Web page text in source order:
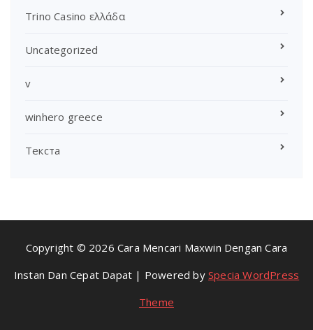
Trino Casino ελλάδα
Uncategorized
v
winhero greece
Текста
Copyright © 2026 Cara Mencari Maxwin Dengan Cara
Instan Dan Cepat Dapat | Powered by Specia WordPress
Theme